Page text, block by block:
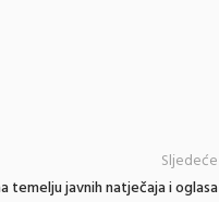
temelju javnih natječaja i oglasa
Sljedeće